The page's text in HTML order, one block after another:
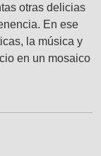
otras delicias
En ese
la música y
en un mosaico